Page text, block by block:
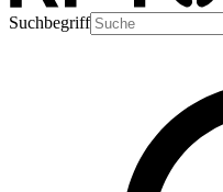
Suchbegriff